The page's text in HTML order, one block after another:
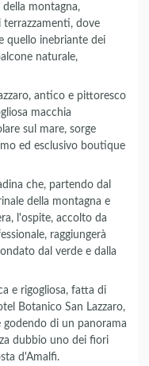
montagna,
terrazzamenti, dove
quello inebriante dei
naturale,
antico e pittoresco
macchia
sul mare, sorge
ed esclusivo boutique
che, partendo dal
della montagna e
l'ospite, accolto da
raggiungerà
dal verde e dalla
e rigogliosa, fatta di
Botanico San Lazzaro,
di un panorama
dubbio uno dei fiori
d'Amalfi.